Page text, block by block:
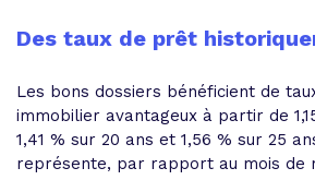
Des taux de prêt
Les bons dossiers bénéficient de
immobilier avantageux à partir de
1,41 % sur 20 ans et 1,56 % sur 25
représente, par rapport au mois de